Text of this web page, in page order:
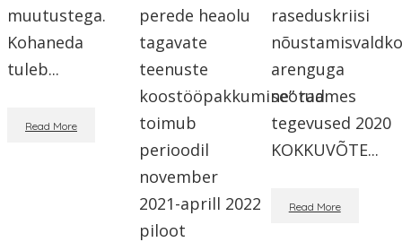
muutustega.
Kohaneda
tuleb...
Read More
perede heaolu
tagavate
teenuste
koostööpakkumine” raames
toimub
perioodil
november
2021-aprill 2022
piloot
raseduskriisi
arenguga
seotud
tegevused 2020
KOKKUVÕTE...
Read More